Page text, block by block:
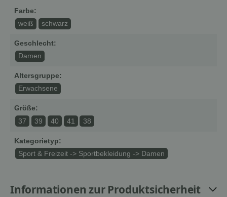
Farbe:
weiß schwarz
Geschlecht:
Damen
Altersgruppe:
Erwachsene
Größe:
37 39 40 41 38
Kategorietyp:
Sport & Freizeit -> Sportbekleidung -> Damen
Informationen zur Produktsicherheit